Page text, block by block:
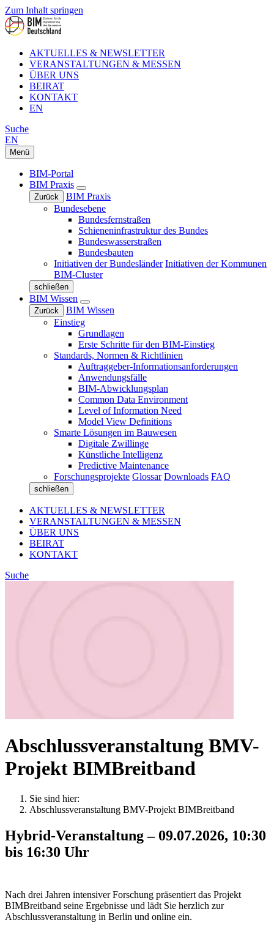
Zum Inhalt springen
AKTUELLES & NEWSLETTER
VERANSTALTUNGEN & MESSEN
ÜBER UNS
BEIRAT
KONTAKT
EN
Suche
EN
Menü
BIM-Portal
BIM Praxis
Zurück
BIM Praxis
Bundesebene
Bundesfernstraßen
Schieneninfrastruktur des Bundes
Bundeswasserstraßen
Bundesbauten
Initiativen der Bundesländer Initiativen der Kommunen
BIM-Cluster
schließen
BIM Wissen
Zurück
BIM Wissen
Einstieg
Grundlagen
Erste Schritte für den BIM-Einstieg
Standards, Normen & Richtlinien
Auftraggeber-Informationsanforderungen
Anwendungsfälle
BIM-Abwicklungsplan
Common Data Environment
Level of Information Need
Model View Definitions
Smarte Lösungen im Bauwesen
Digitale Zwillinge
Künstliche Intelligenz
Predictive Maintenance
Forschungsprojekte Glossar Downloads FAQ
schließen
AKTUELLES & NEWSLETTER
VERANSTALTUNGEN & MESSEN
ÜBER UNS
BEIRAT
KONTAKT
Suche
Abschlussveranstaltung BMV-
Projekt BIMBreitband
Sie sind hier:
Abschlussveranstaltung BMV-Projekt BIMBreitband
Hybrid-Veranstaltung – 09.07.2026, 10:30
bis 16:30 Uhr
Nach drei Jahren intensiver Forschung präsentiert das Projekt
BIMBreitband seine Ergebnisse und lädt Sie herzlich zur
Abschlussveranstaltung in Berlin und online ein.